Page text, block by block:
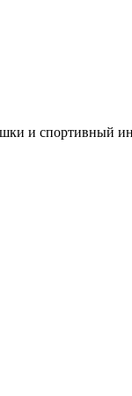
и спортивный